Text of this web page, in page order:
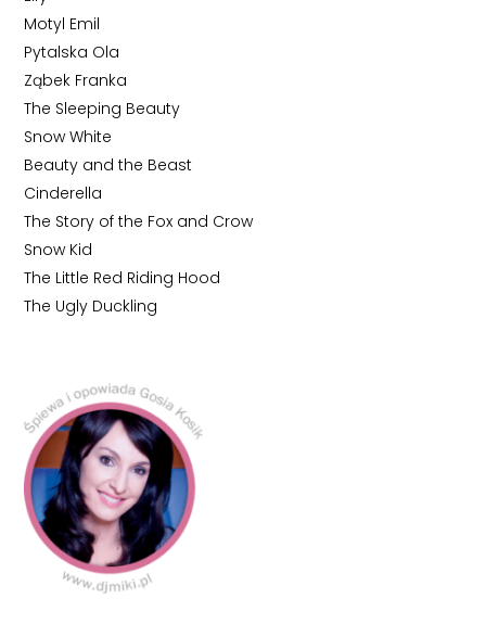
Motyl Emil
Pytalska Ola
Ząbek Franka
The Sleeping Beauty
Snow White
Beauty and the Beast
Cinderella
The Story of the Fox and Crow
Snow Kid
The Little Red Riding Hood
The Ugly Duckling